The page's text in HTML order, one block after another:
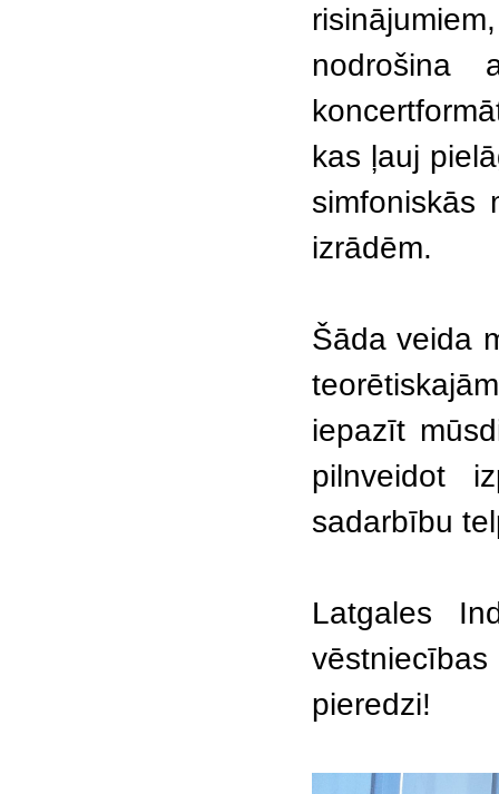
nodrošina
kas ļauj
simfoniskās
izrādēm.
Šāda veida
iepazīt
pilnveidot
sadarbību
Latgales
vēstniecības
pieredzi!